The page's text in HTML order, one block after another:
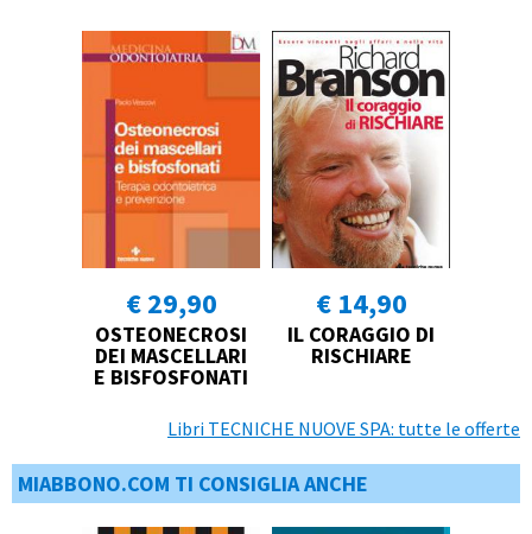
€ 29,90
OSTEONECROSI
DEI MASCELLARI
E BISFOSFONATI
€ 14,90
IL CORAGGIO DI
RISCHIARE
Libri TECNICHE NUOVE SPA: tutte le offerte
MIABBONO.COM TI CONSIGLIA ANCHE